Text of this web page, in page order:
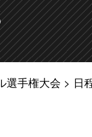
選手権大会 日